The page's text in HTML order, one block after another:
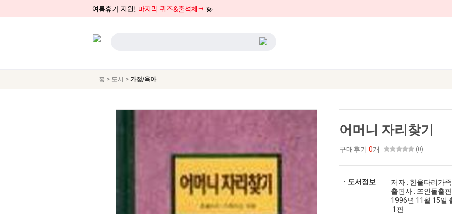
여름휴가 지원! 마지막 퀴즈&출석체크 💫
홈 > 도서 > 가정/육아
어머니 자리찾기
구매후기 0개 (0)
ㆍ도서정보
저자 : 한울타리가
출판사 : 뜨인돌출
1996년 11월 15일
1판